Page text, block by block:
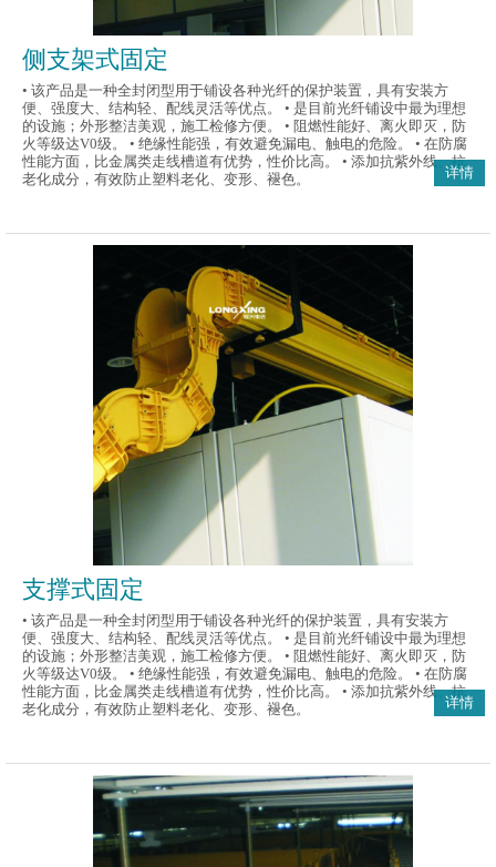
侧支架式固定
• 该产品是一种全封闭型用于铺设各种光纤的保护装置，具有安装方
便、强度大、结构轻、配线灵活等优点。 • 是目前光纤铺设中最为理想
的设施；外形整洁美观，施工检修方便。 • 阻燃性能好、离火即灭，防
火等级达V0级。 • 绝缘性能强，有效避免漏电、触电的危险。 • 在防腐
性能方面，比金属类走线槽道有优势，性价比高。 • 添加抗紫外线、抗
老化成分，有效防止塑料老化、变形、褪色。
详情
支撑式固定
• 该产品是一种全封闭型用于铺设各种光纤的保护装置，具有安装方
便、强度大、结构轻、配线灵活等优点。 • 是目前光纤铺设中最为理想
的设施；外形整洁美观，施工检修方便。 • 阻燃性能好、离火即灭，防
火等级达V0级。 • 绝缘性能强，有效避免漏电、触电的危险。 • 在防腐
性能方面，比金属类走线槽道有优势，性价比高。 • 添加抗紫外线、抗
老化成分，有效防止塑料老化、变形、褪色。
详情